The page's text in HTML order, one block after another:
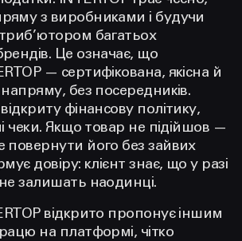
з виробниками і будучи
багатьох
Це означає, що
— сертифікована, якісна й
без посередників.
фінансову політику,
чеки. Якщо товар не підійшов —
повернути його без зайвих
довіру: клієнт знає, що у разі
залишать наодинці.
відкрито пропонує іншим
на платформі, чітко